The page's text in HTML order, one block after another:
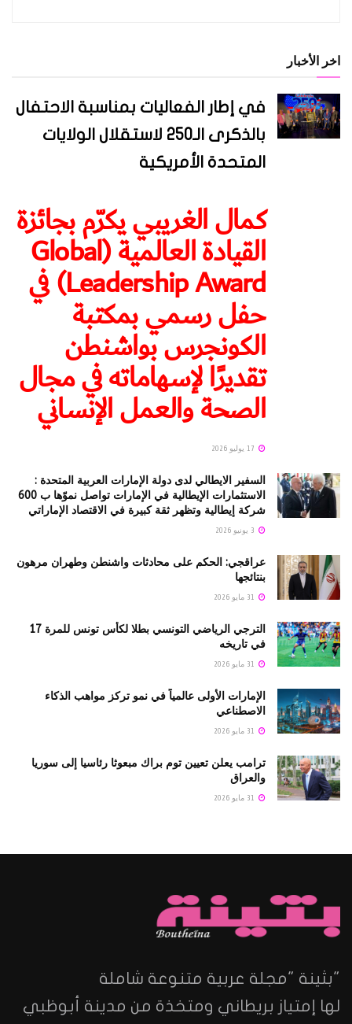
اخر الأخبار
في إطار الفعاليات بمناسبة الاحتفال
بالذكرى الـ250 لاستقلال الولايات
المتحدة الأمريكية
كمال الغريبي يكرّم بجائزة
القيادة العالمية (Global
Leadership Award) في
حفل رسمي بمكتبة
الكونجرس بواشنطن
تقديرًا لإسهاماته في مجال
الصحة والعمل الإنساني
السفير الايطالي لدى دولة الإمارات العربية المتحدة :
الاستثمارات الإيطالية في الإمارات تواصل نموّها ب 600
شركة إيطالية وتظهر ثقة كبيرة في الاقتصاد الإماراتي
عراقجي: الحكم على محادثات واشنطن وطهران مرهون
بنتائجها
الترجي الرياضي التونسي بطلا لكأس تونس للمرة 17
في تاريخه
الإمارات الأولى عالمياً في نمو تركز مواهب الذكاء
الاصطناعي
ترامب يعلن تعيين توم براك مبعوثا رئاسيا إلى سوريا
والعراق
"بثينة "مجلة عربية متنوعة شاملة
لها إمتياز بريطاني ومتخذة من مدينة أبوظبي